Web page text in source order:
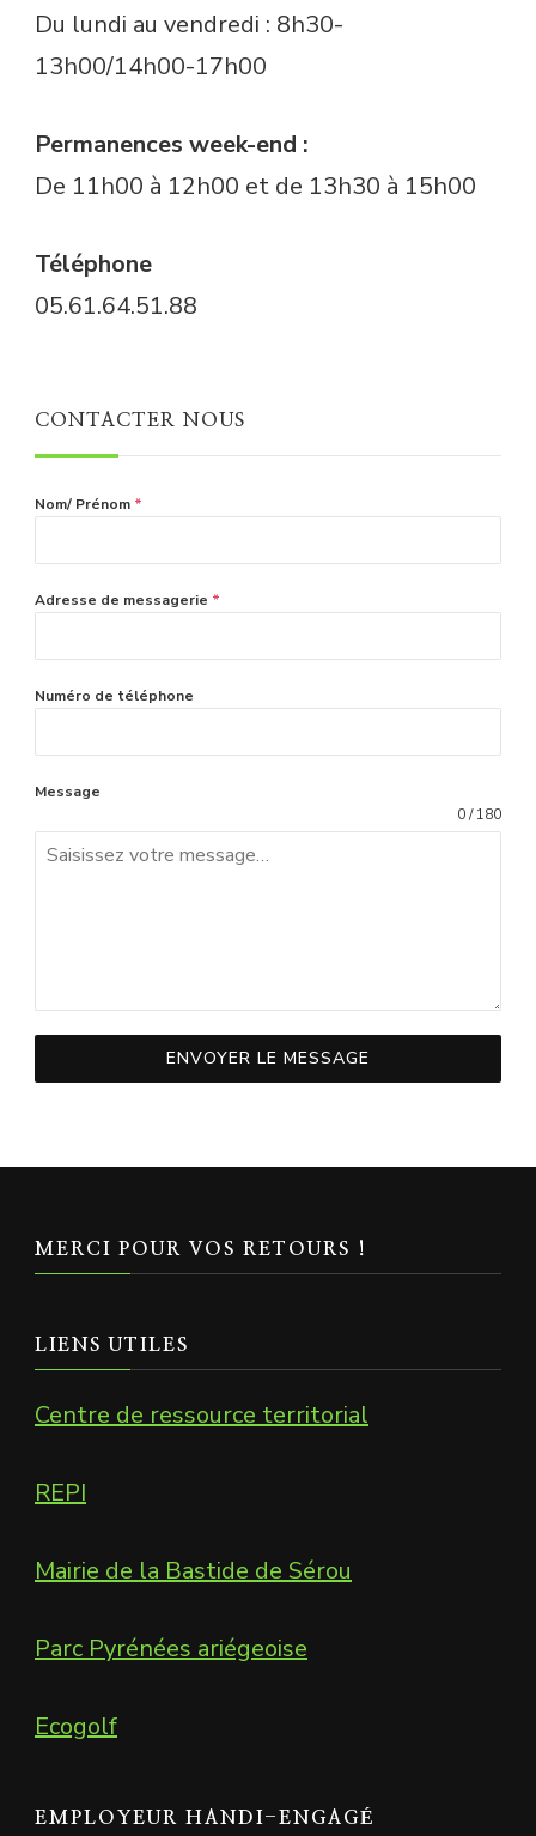
Du lundi au vendredi : 8h30-
13h00/14h00-17h00
Permanences week-end :
De 11h00 à 12h00 et de 13h30 à 15h00
Téléphone
05.61.64.51.88
CONTACTER NOUS
Nom/ Prénom *
Adresse de messagerie *
Numéro de téléphone
Message
0 / 180
ENVOYER LE MESSAGE
MERCI POUR VOS RETOURS !
LIENS UTILES
Centre de ressource territorial
REPI
Mairie de la Bastide de Sérou
Parc Pyrénées ariégeoise
Ecogolf
EMPLOYEUR HANDI-ENGAGÉ